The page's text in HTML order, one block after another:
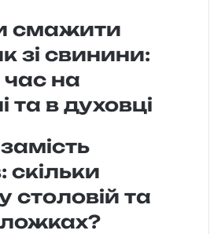
смажити
зі свинини:
на
та в духовці
скільки
столовій та